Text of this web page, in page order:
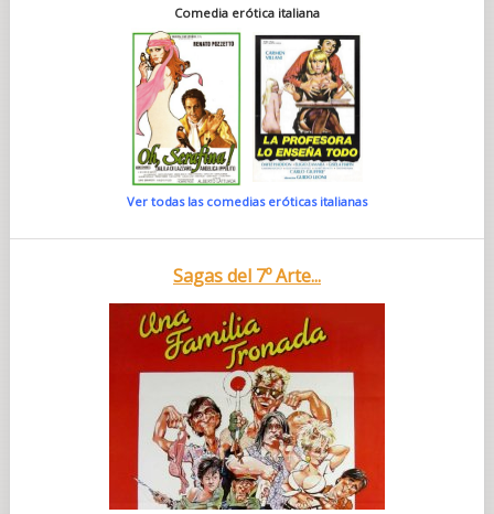
Comedia erótica italiana
Ver todas las comedias eróticas italianas
Sagas del 7º Arte...